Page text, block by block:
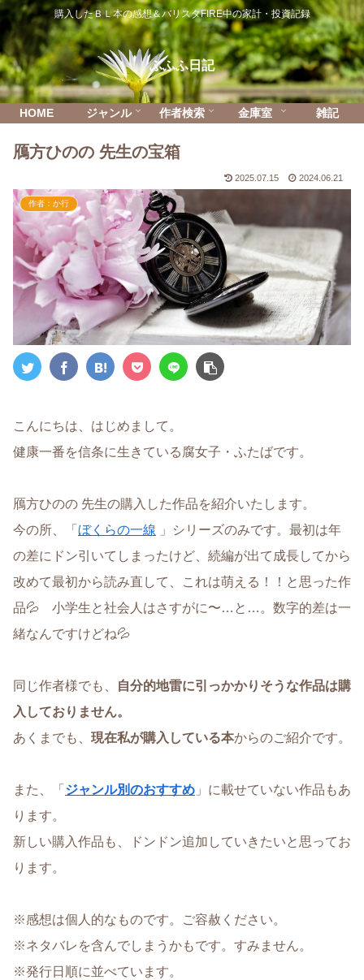
購入したＢＬ本の感想＆バリスタFIRE中の家計・投資記録
ふふふ日記
HOME ジャンル 作者検索 金庫室 雑記
鴈方ひのの 先生の宝箱
2025.07.15 2024.06.21
作者：か行
こんにちは、はじめまして。
健康一番を信条に生きている腐女子・ふたばです。
鴈方ひのの 先生の購入した作品を紹介いたします。
今の所、「 ぼくらの一線 」シリーズのみです。最初は年
の差にドン引いてしまったけど、続編が出て成長してから
改めて最初から読み直して、これは萌える！！と思った作
品💦 小学生と社会人はさすがに〜…と…。数字的差は一
緒なんですけどね💦
同じ作者様でも、
自分的地雷に引っかかりそうな作品は購
入しておりません。
あくまでも、 現在私が購入している本からのご紹介です。
また、「 ジャンル別のおすすめ 」に載せていない作品もあ
ります。
新しい購入作品も、ドンドン追加していきたいと思ってお
ります。
※感想は個人的なものです。ご容赦ください。
※ネタバレを含んでしまうかもです。すみません。
※発行日順に並べています。